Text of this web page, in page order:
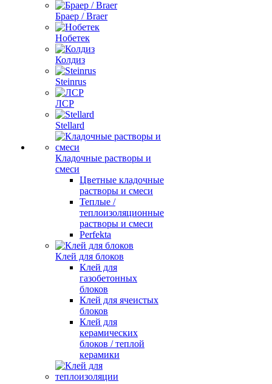
Браер / Braer
Нобетек
Колдиз
Steinrus
ЛСР
Stellard
Кладочные растворы и
смеси
Цветные кладочные
растворы и смеси
Теплые /
теплоизоляционные
растворы и смеси
Perfekta
Клей для блоков
Клей для
газобетонных
блоков
Клей для ячеистых
блоков
Клей для
керамических
блоков / теплой
керамики